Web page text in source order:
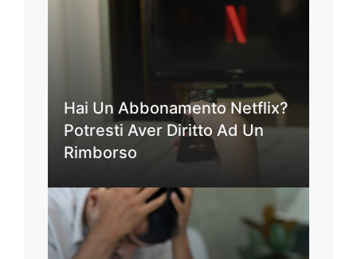
Hai Un Abbonamento Netflix?
Potresti Aver Diritto Ad Un
Rimborso